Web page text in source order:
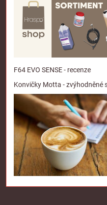
F64 EVO SENSE - recenze
Konvičky Motta - zvýhodněné